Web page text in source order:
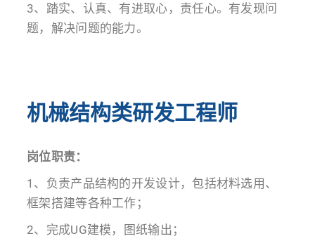
3、踏实、认真、有进取心，责任心。有发现问
题，解决问题的能力。
机械结构类研发工程师
岗位职责：
1、负责产品结构的开发设计，包括材料选用、
框架搭建等各种工作；
2、完成UG建模，图纸输出；